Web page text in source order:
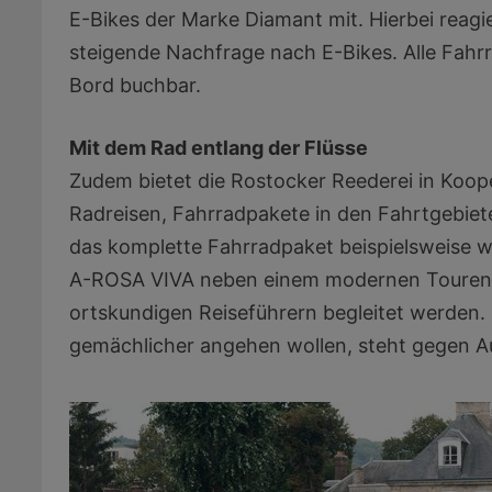
E-Bikes der Marke Diamant mit. Hierbei
steigende Nachfrage nach E-Bikes. Alle
Bord buchbar.
Mit dem Rad entlang der Flüsse
Zudem bietet die Rostocker Reederei in
Radreisen, Fahrradpakete in den
das komplette Fahrradpaket beispielsweise
A-ROSA VIVA neben einem modernen
ortskundigen Reiseführern begleitet
gemächlicher angehen wollen, steht gegen